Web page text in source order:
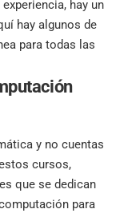
hay un
hay algunos de
para todas las
y no cuentas
cursos,
que se dedican
para